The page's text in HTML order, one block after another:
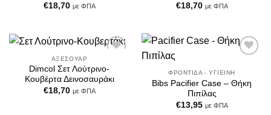
€18,70 με ΦΠΑ
€18,70 με ΦΠΑ
Wishlist
ΑΞΕΣΟΥΆΡ
Dimcol Σετ Λούτρινο-
Κουβέρτα Δεινοσαυράκι
€18,70 με ΦΠΑ
Wishlist
ΦΡΟΝΤΊΔΑ - ΥΓΙΕΙΝΉ
Bibs Pacifier Case – Θήκη
Πιπίλας
€13,95 με ΦΠΑ